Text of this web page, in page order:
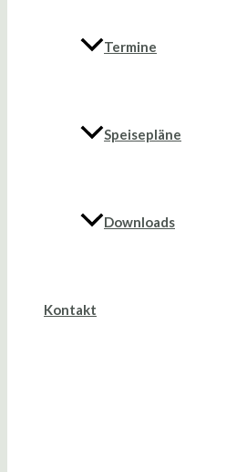
Termine
Speisepläne
Downloads
Kontakt